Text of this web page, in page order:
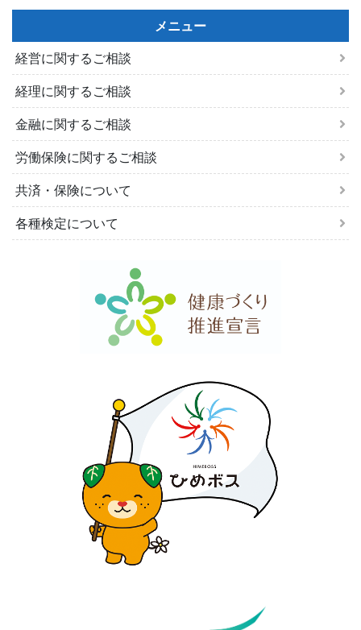
メニュー
経営に関するご相談
経理に関するご相談
金融に関するご相談
労働保険に関するご相談
共済・保険について
各種検定について